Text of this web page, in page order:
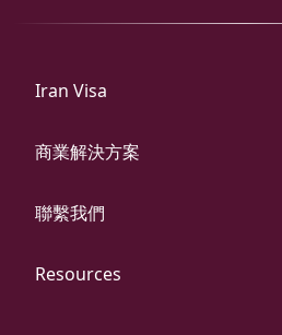
Iran Visa
商業解決方案
聯繫我們
Resources